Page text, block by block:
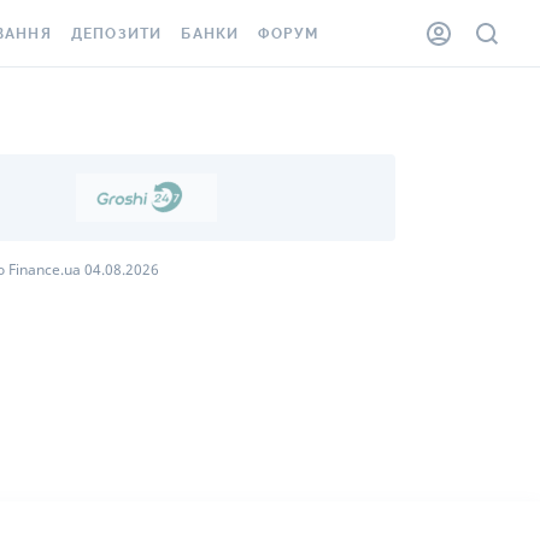
ЗА КОРДОН
ДЕПОЗИТИ
ДЕПОЗИТИ В EUR
БАНКИ
МІКРОФІНАНСОВІ
ОРГАНІЗАЦІЇ
ФОРУМ
Finance.ua 04.08.2026